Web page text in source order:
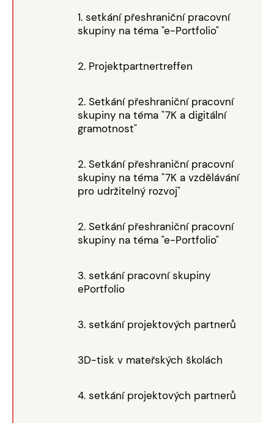
1. setkání přeshraniční pracovní
skupiny na téma "e-Portfolio"
2. Projektpartnertreffen
2. Setkání přeshraniční pracovní
skupiny na téma "7K a digitální
gramotnost"
2. Setkání přeshraniční pracovní
skupiny na téma "7K a vzdělávání
pro udržitelný rozvoj"
2. Setkání přeshraniční pracovní
skupiny na téma "e-Portfolio"
3. setkání pracovní skupiny
ePortfolio
3. setkání projektových partnerů
3D-tisk v mateřských školách
4. setkání projektových partnerů